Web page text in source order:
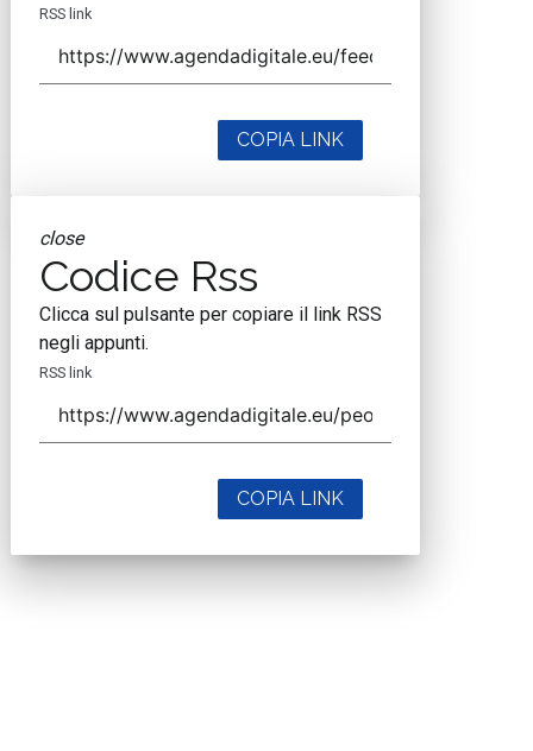
RSS link
COPIA LINK
close
Codice Rss
Clicca sul pulsante per copiare il link RSS
negli appunti.
RSS link
COPIA LINK